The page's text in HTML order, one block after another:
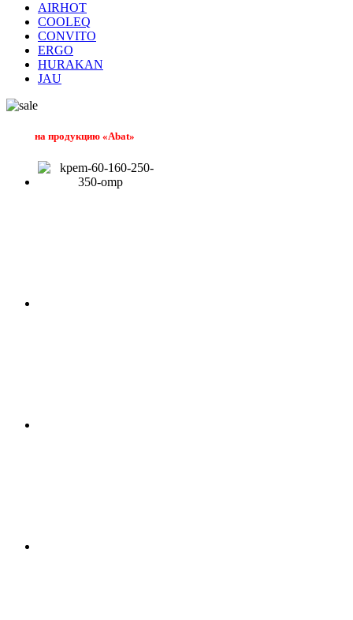
AIRHOT
COOLEQ
CONVITO
ERGO
HURAKAN
JAU
на продукцию «Abat»